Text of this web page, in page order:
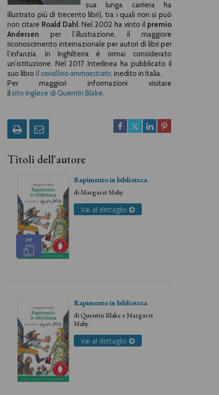
sua lunga carriera ha
illustrato più di trecento libri), tra i quali non si può
non citare Roald Dahl. Nel 2002 ha vinto il premio
Andersen per l’illustrazione, il maggiore
riconoscimento internazionale per autori di libri per
l’infanzia. In Inghilterra è ormai considerato
un’istituzione. Nel 2017 Interlinea ha pubblicato il
suo libro Il cavallino ammaestrato, inedito in Italia.
Per maggiori informazioni visitare
ilsito inglese di Quentin Blake.
Titoli dell'autore
Pdf
Rapimento in biblioteca
diMargaret Mahy
Vai al dettaglio
Rapimento in biblioteca
diQuentin BlakeeMargaret
Mahy
Vai al dettaglio